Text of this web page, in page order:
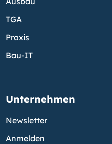
TGA
Praxis
Bau-IT
Unternehmen
Newsletter
Anmelden